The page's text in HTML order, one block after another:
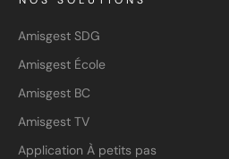
Amisgest SDG
Amisgest École
Amisgest BC
Amisgest TV
Application À petits pas